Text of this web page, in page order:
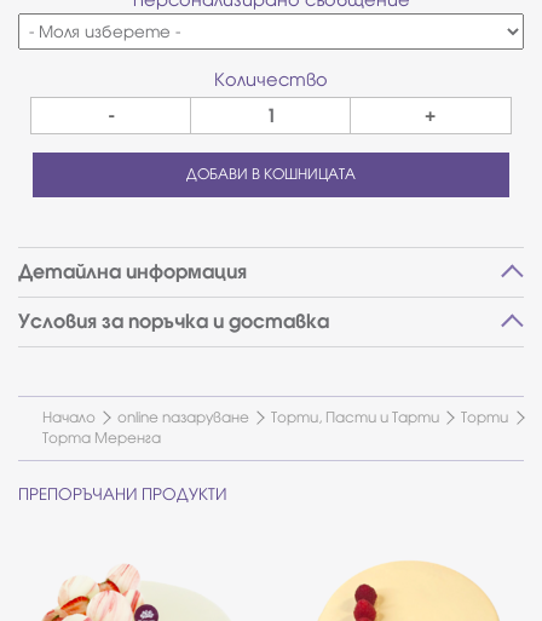
Количество
- +
ДОБАВИ В КОШНИЦАТА
Детайлна информация
Условия за поръчка и доставка
Начало online пазаруване Торти, Пасти и Тарти
Торти
Торта Меренга
ПРЕПОРЪЧАНИ ПРОДУКТИ